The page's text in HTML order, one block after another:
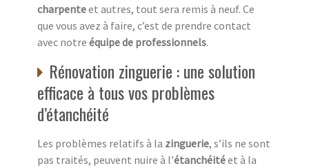
charpenteet autres, tout sera remis à neuf. Ce
que vous avez à faire, c’est de prendre contact
avec notre équipe de professionnels.
Rénovation zinguerie : une solution
efficace à tous vos problèmes
d’étanchéité
Les problèmes relatifs à la zinguerie, s’ils ne sont
pas traités, peuvent nuire à l’étanchéitéet à la